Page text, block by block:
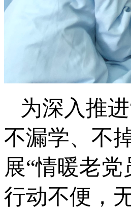
为深入推
不漏学、不
展“情暖老
行动不便，